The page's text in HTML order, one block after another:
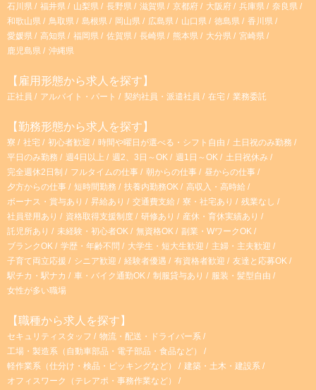
石川県
福井県 山梨県 長野県 滋賀県 京都府 大阪府 兵庫県
奈良県
和歌山県
鳥取県 島根県 岡山県 広島県 山口県 徳島県
香川県
愛媛県
高知県 福岡県 佐賀県 長崎県 熊本県 大分県
宮崎県
鹿児島県
沖縄県
【雇用形態から求人を探す】
正社員 アルバイト・パート 契約社員・派遣社員 在宅 業務委託
【勤務形態から求人を探す】
寮 社宅 初心者歓迎 時間や曜日が選べる・シフト自由
土日祝のみ勤務
平日のみ勤務
週4日以上 週2、3日～OK 週1日～OK
土日祝休み
完全週休2日制
フルタイムの仕事 朝からの仕事
昼からの仕事
夕方からの仕事
短時間勤務 扶養内勤務OK
高収入・高時給
ボーナス・賞与あり
昇給あり 交通費支給 寮・社宅あり
残業なし
社員登用あり
資格取得支援制度 研修あり
産休・育休実績あり
託児所あり
未経験・初心者OK 無資格OK
副業・WワークOK
ブランクOK
学歴・年齢不問 大学生・短大生歓迎
主婦・主夫歓迎
子育て両立応援
シニア歓迎 経験者優遇 有資格者歓迎
友達と応募OK
駅チカ・駅ナカ
車・バイク通勤OK 制服貸与あり
服装・髪型自由
女性が多い職場
【職種から求人を探す】
セキュリティスタッフ
物流・配送・ドライバー系
工場・製造系（自動車部品・電子部品・食品など）
軽作業系（仕分け・検品・ピッキングなど）
建築・土木・建設系
オフィスワーク（テレアポ・事務作業など）